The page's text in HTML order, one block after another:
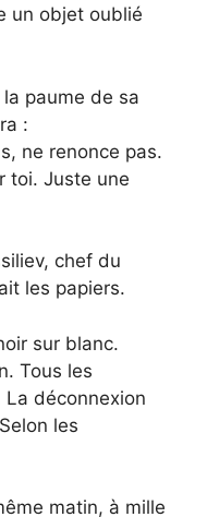
un objet oublié
la paume de sa
:
ne renonce pas.
toi. Juste une
chef du
les papiers.
sur blanc.
Tous les
déconnexion
les
matin, à mille